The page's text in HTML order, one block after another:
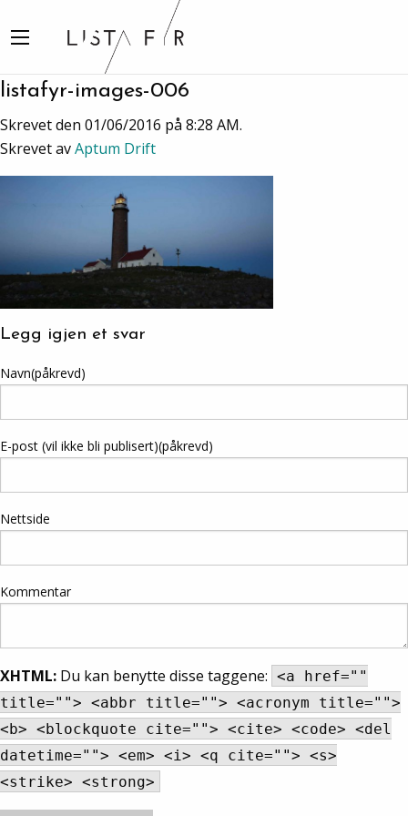
listafyr-images-006
Skrevet den 01/06/2016 på 8:28 AM.
Skrevet avAptum Drift
Legg igjen et svar
Navn(påkrevd)
E-post (vil ikke bli publisert)(påkrevd)
Nettside
Kommentar
XHTML: Du kan benytte disse taggene: <a href=""
title=""> <abbr title=""> <acronym title="">
<b> <blockquote cite=""> <cite> <code> <del
datetime=""> <em> <i> <q cite=""> <s>
<strike> <strong>